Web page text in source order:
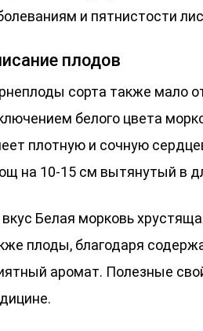
и пятнистости
плодов
сорта также мало
белого цвета
плотную и сочную
на 10-15 см вытянутый в
Белая морковь
плоды, благодаря
аромат. Полезные